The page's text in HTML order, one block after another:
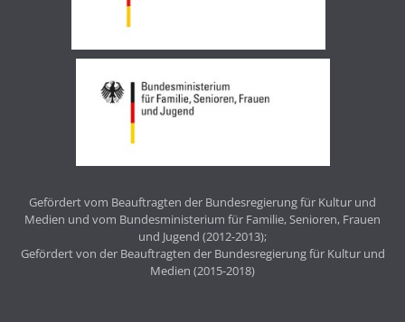
Gefördert vom Beauftragten der Bundesregierung für Kultur und
Medien und vom Bundesministerium für Familie, Senioren, Frauen
und Jugend (2012-2013);
Gefördert von der Beauftragten der Bundesregierung für Kultur und
Medien (2015-2018)